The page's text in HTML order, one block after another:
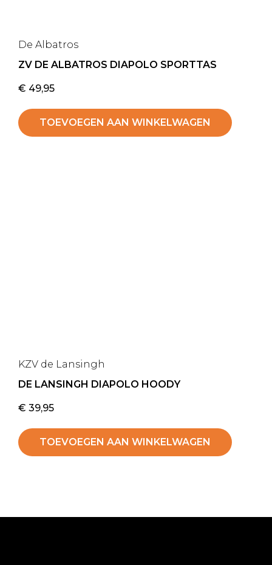
De Albatros
ZV DE ALBATROS DIAPOLO SPORTTAS
€ 49,95
TOEVOEGEN AAN WINKELWAGEN
KZV de Lansingh
DE LANSINGH DIAPOLO HOODY
€ 39,95
TOEVOEGEN AAN WINKELWAGEN